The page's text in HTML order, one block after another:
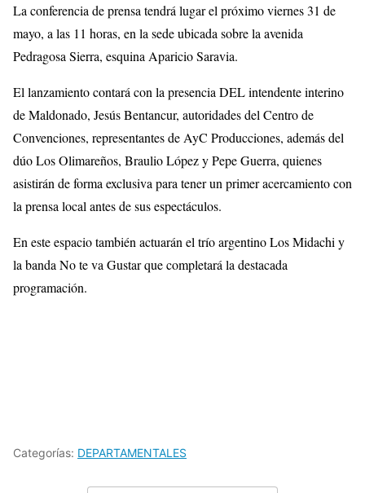
La conferencia de prensa tendrá lugar el próximo viernes 31 de
mayo, a las 11 horas, en la sede ubicada sobre la avenida
Pedragosa Sierra, esquina Aparicio Saravia.
El lanzamiento contará con la presencia DEL intendente interino
de Maldonado, Jesús Bentancur, autoridades del Centro de
Convenciones, representantes de AyC Producciones, además del
dúo Los Olimareños, Braulio López y Pepe Guerra, quienes
asistirán de forma exclusiva para tener un primer acercamiento con
la prensa local antes de sus espectáculos.
En este espacio también actuarán el trío argentino Los Midachi y
la banda No te va Gustar que completará la destacada
programación.
Categorías: DEPARTAMENTALES